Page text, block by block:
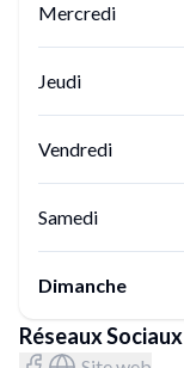
Mercredi
Jeudi
Vendredi
Samedi
Dimanche
Réseaux Sociaux